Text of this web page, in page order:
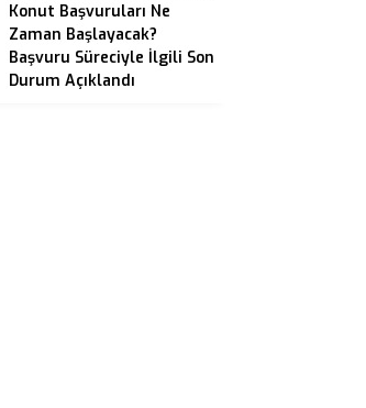
Konut Başvuruları Ne
Zaman Başlayacak?
Başvuru Süreciyle İlgili Son
Durum Açıklandı